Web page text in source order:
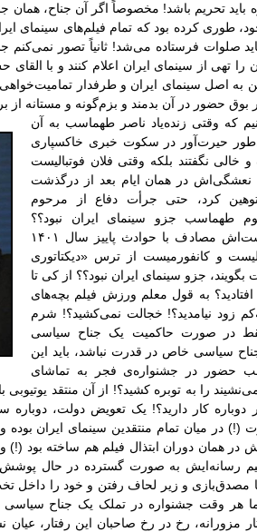
باید تحریم باشد! مخصوصاً اگر آن جناح،
طوری کرده بود که تمام فیلم‌های سینمای
صلوات فرستاده می‌شد! ثانیاً تصور
را تهی از سینمای ایران اعلام کنند و با
به اصل سینمای ایران و طرفدار
حضور در آن بدمند و بزم‌گونه و مستانه از
که وقتی زنده‌یاد ناصر طهماسب به آن
حیرت‌آور در سکوت خبری خاکسپاری
نگفتند بلکه وقتی فلان فوتبالیست
نعشگی‌اش در همان ایام بعد از درگذشت
کرد، حتی جرأت دفاع از مرحوم
طهماسب جزو سینمای ایران نبود؟؟
مصادف با حوادث پاییز سال
۱۴۰۱
و کانفورمیست از ترس «دیکتاتوری
جزو سینمای ایران نبود؟؟ از کی تا
افتادید؟ به قول معلم ورزش فیلم بچه‌های
زود نیامدید؟! خجالت نمی‌کشید؟! شرم
فقط در صورت حاکمیت یک جناح سیاسی
سیاسی خاص در قدرت نباشد، باید این
حضور در جشنواره‌ی فجر به تماشای
را به توبره کشید؟! از آن منتقد
دوباره کار دارید؟! یک تعویض دولت، دوباره
(!) در میان تمام منتقدین سینمای ایران
در همان دوران ابتذال فیلم هم ساخته
تیم رسانه‌‌ایش به صورت گسترده در حال
مصدق‌بازی و زیر لحاف رفتن و خود را داخل
هر وقت جشنواره در تملک یک جناح سیاسی
مزورانه، رخ در رخ صاحبان این رفتار،